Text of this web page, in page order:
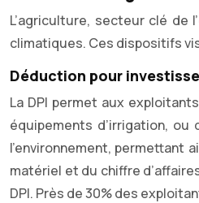
L’agriculture, secteur clé de
climatiques. Ces dispositifs
Déduction pour
La DPI permet aux
équipements d’irrigation,
l’environnement, permettant
matériel et du chiffre
DPI. Près de 30% des